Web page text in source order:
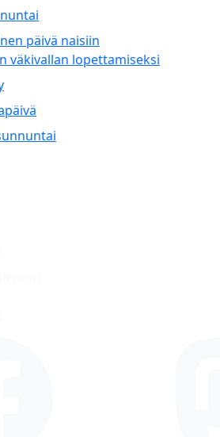
päivä naisiin
väkivallan lopettamiseksi